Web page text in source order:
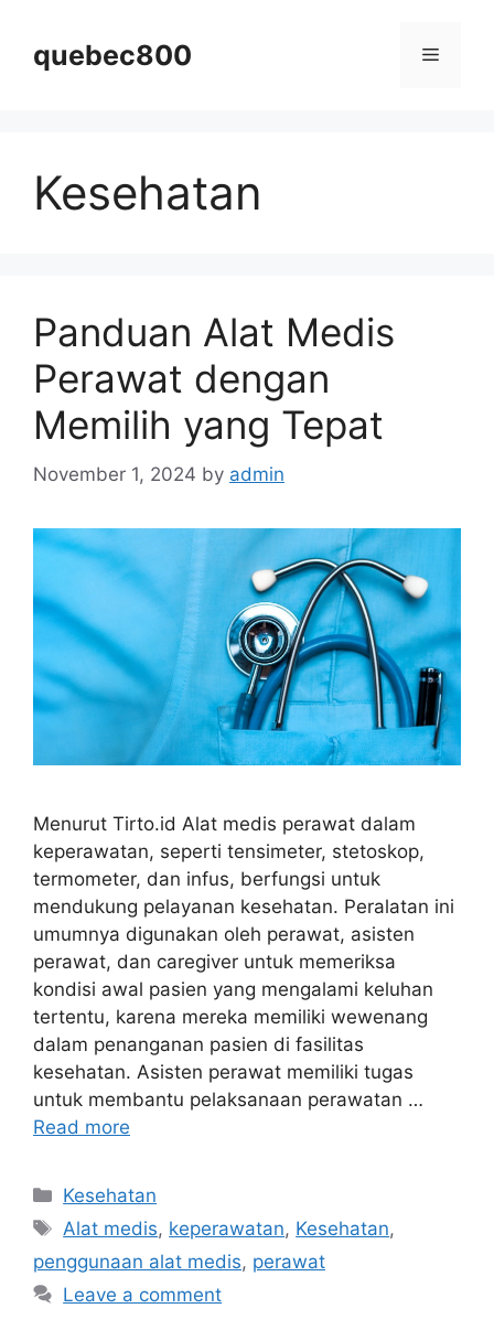
contentquebec800 Menu
Kesehatan
Panduan Alat Medis
Perawat dengan
Memilih yang Tepat
November 1, 2024 by admin
Menurut Tirto.id Alat medis perawat dalam
keperawatan, seperti tensimeter, stetoskop,
termometer, dan infus, berfungsi untuk
mendukung pelayanan kesehatan. Peralatan ini
umumnya digunakan oleh perawat, asisten
perawat, dan caregiver untuk memeriksa
kondisi awal pasien yang mengalami keluhan
tertentu, karena mereka memiliki wewenang
dalam penanganan pasien di fasilitas
kesehatan. Asisten perawat memiliki tugas
untuk membantu pelaksanaan perawatan …
Read more
Categories
Kesehatan
Tags
Alat medis, keperawatan, Kesehatan,
penggunaan alat medis, perawat
Leave a comment